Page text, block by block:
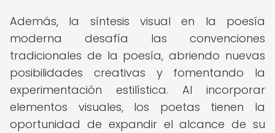
Además, la síntesis visual en la poesía
moderna desafía las convenciones
tradicionales de la poesía, abriendo nuevas
posibilidades creativas y fomentando la
experimentación estilística. Al incorporar
elementos visuales, los poetas tienen la
oportunidad de expandir el alcance de su